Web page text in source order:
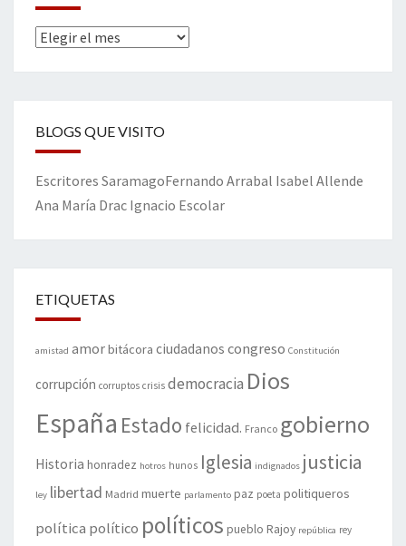
Archivos
BLOGS QUE VISITO
Escritores SaramagoFernando Arrabal Isabel Allende
Ana María Drac Ignacio Escolar
ETIQUETAS
amistad amorbitácora ciudadanos congreso Constitución
corrupción corruptos crisis democracia Dios
España Estado felicidad. Franco gobierno
Historia honradez hotros hunos Iglesia indignados justicia
ley libertad Madrid muerte parlamento paz poeta politiqueros
política político políticos pueblo Rajoy república rey